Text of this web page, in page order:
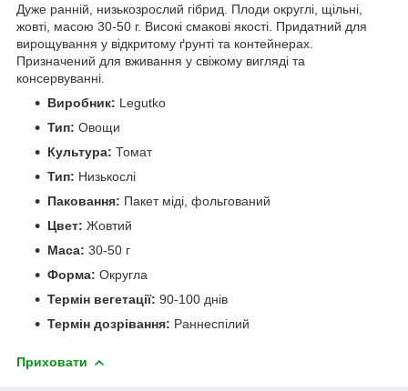
Дуже ранній, низькозрослий гібрид. Плоди округлі, щільні,
жовті, масою 30-50 г. Високі смакові якості. Придатний для
вирощування у відкритому ґрунті та контейнерах.
Призначений для вживання у свіжому вигляді та
консервуванні.
Виробник: Legutko
Тип: Овощи
Культура: Томат
Тип: Низькослі
Паковання: Пакет міді, фольгований
Цвет: Жовтий
Маса: 30-50 г
Форма: Округла
Термін вегетації: 90-100 днів
Термін дозрівання: Раннеспілий
Приховати